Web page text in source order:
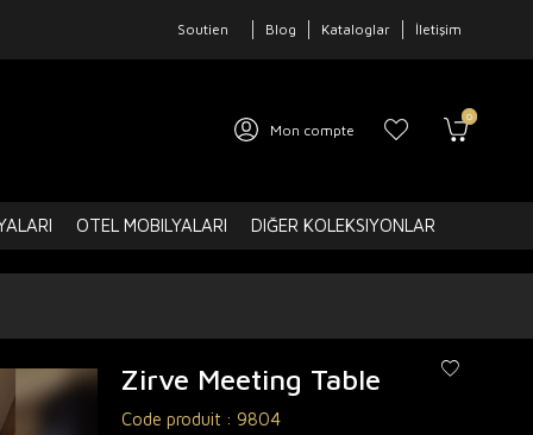
Soutien Blog Kataloglar İletişim
Mon compte
0
OTEL MOBILYALARI DIĞER KOLEKSIYONLAR
Zirve Meeting Table
Code produit : 9804